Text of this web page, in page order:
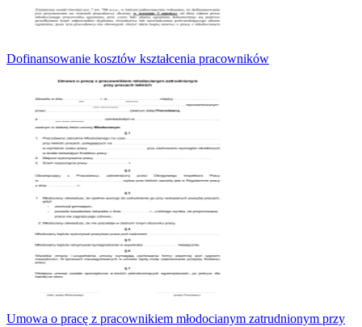
Dofinansowanie kosztów kształcenia pracowników
Umowa o pracę z pracownikiem młodocianym zatrudnionym przy